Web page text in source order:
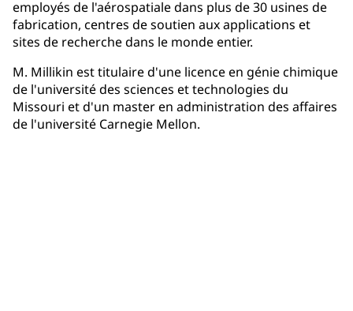
employés de l'aérospatiale dans plus de 30 usines de
fabrication, centres de soutien aux applications et
sites de recherche dans le monde entier.
M. Millikin est titulaire d'une licence en génie chimique
de l'université des sciences et technologies du
Missouri et d'un master en administration des affaires
de l'université Carnegie Mellon.